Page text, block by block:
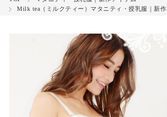
Milk tea（ミルクティー）マタニティ・授乳服｜新作